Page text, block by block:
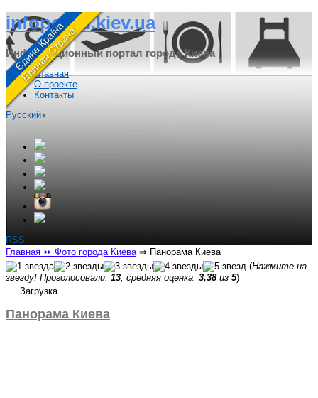
infoportal.kiev.ua
Информационный портал города Киева
Главная
О проекте
Контакты
Русский ▼
RSS
Главная ⏩ Фото города Киева ⇒ Панорама Киева
(Нажмите на
звезду! Проголосовали: 13 , средняя оценка: 3,38из 5)
Загрузка...
Панорама Киева